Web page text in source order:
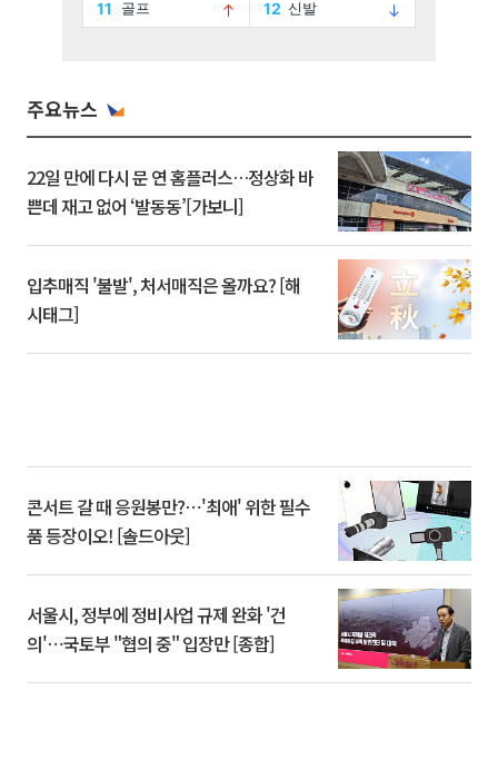
주요뉴스
22일 만에 다시 문 연 홈플러스…정상화 바
쁜데 재고 없어 ‘발동동’[가보니]
입추매직 '불발', 처서매직은 올까요? [해
시태그]
콘서트 갈 때 응원봉만?⋯'최애' 위한 필수
품 등장이오! [솔드아웃]
서울시, 정부에 정비사업 규제 완화 '건
의'⋯국토부 "협의 중" 입장만 [종합]